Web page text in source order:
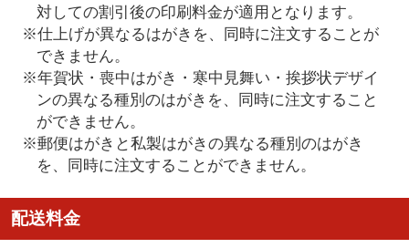
対しての割引後の印刷料金が適用となります。
※仕上げが異なるはがきを、同時に注文することが
できません。
※年賀状・喪中はがき・寒中見舞い・挨拶状デザイ
ンの異なる種別のはがきを、同時に注文すること
ができません。
※郵便はがきと私製はがきの異なる種別のはがき
を、同時に注文することができません。
配送料金